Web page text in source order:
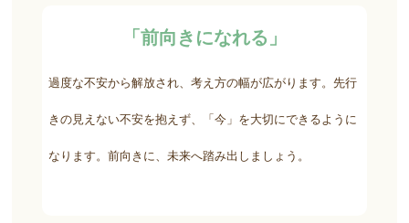
「前向きになれる」
過度な不安から解放され、考え方の幅が広がります。先行
きの見えない不安を抱えず、「今」を大切にできるように
なります。前向きに、未来へ踏み出しましょう。